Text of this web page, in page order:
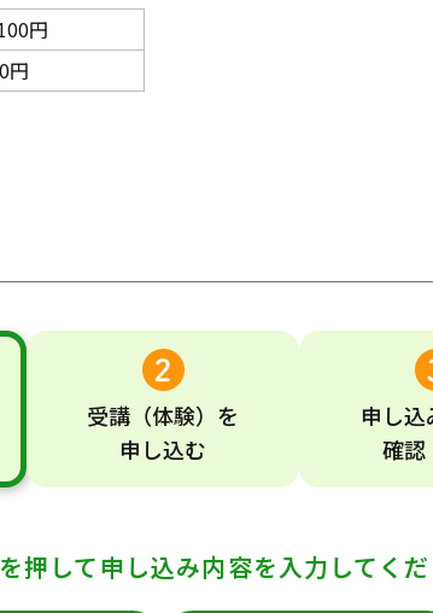
円
0円
受講 （体験） を
申し込む
申し込
確認
押して申し込み内容を入力してく